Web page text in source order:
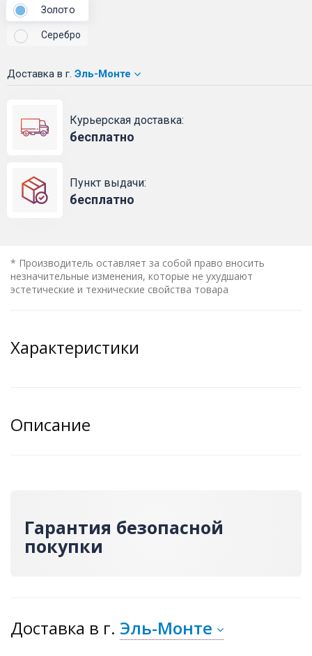
Золото
Серебро
Доставка в г. Эль-Монте
Курьерская доставка:
бесплатно
Пункт выдачи:
бесплатно
* Производитель оставляет за собой право вносить
незначительные изменения, которые не ухудшают
эстетические и технические свойства товара
Характеристики
Описание
Гарантия безопасной
покупки
Доставка в г. Эль-Монте